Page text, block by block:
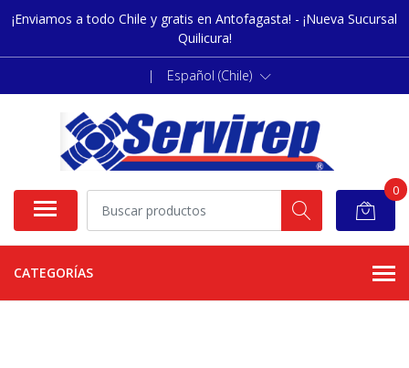
¡Enviamos a todo Chile y gratis en Antofagasta! - ¡Nueva Sucursal
Quilicura!
| Español (Chile)
0
CATEGORÍAS